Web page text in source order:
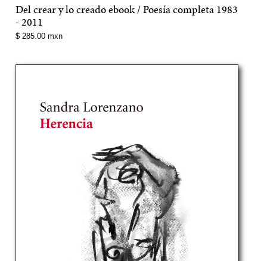
Del crear y lo creado ebook / Poesía completa 1983
- 2011
Precio
$ 285.00 mxn